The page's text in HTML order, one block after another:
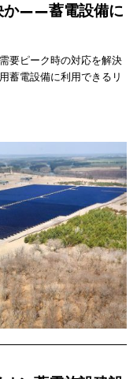
か——蓄電設備に
要ピーク時の対応を解決
蓄電設備に利用できるリ